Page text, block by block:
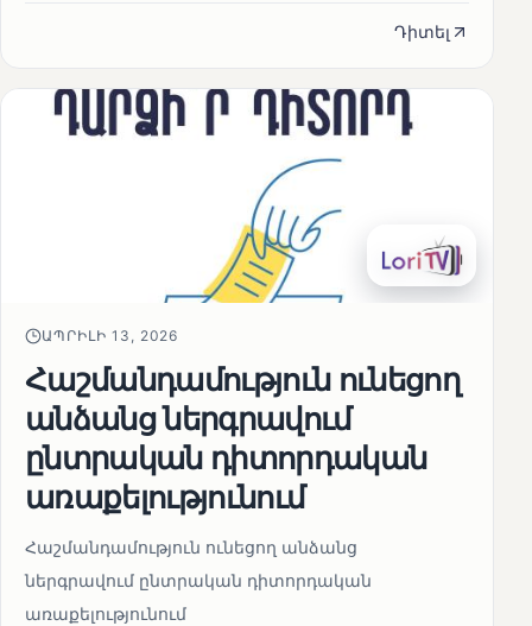
Դիտել
ԱՊՐԻԼԻ 13, 2026
Հաշմանդամություն ունեցող
անձանց ներգրավում
ընտրական դիտորդական
առաքելությունում
Հաշմանդամություն ունեցող անձանց
ներգրավում ընտրական դիտորդական
առաքելությունում